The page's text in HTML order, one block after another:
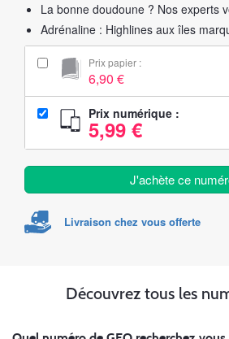
La bonne doudoune ? Nos experts
Adrénaline : Highlines aux îles
Prix papier :
6,90 €
Prix numérique :
5,99 €
J'achète ce
Livraison chez vous offerte
Découvrez tous les